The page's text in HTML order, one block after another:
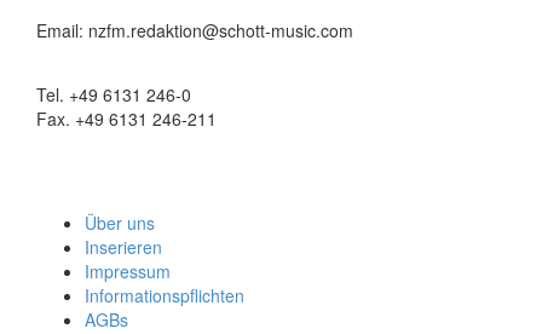
Email: nzfm.redaktion@schott-music.com
Tel. +49 6131 246-0
Fax. +49 6131 246-211
Über uns
Inserieren
Impressum
Informationspflichten
AGBs